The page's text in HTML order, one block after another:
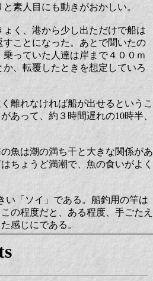
と素人目にも動きがおかしい。
ょく、港から少し出ただけで船は
すことになった。あとで聞いたの
乗っていた人達は岸まで４００ｍ
か、転覆したときを想定していろ
離れなければ船が出せるというこ
あって、約３時間遅れの10時半、
魚は潮の満ち干と大きな関係があ
ちょうど満潮で、魚の食いがよく
い「ソイ」である。船釣用の竿は
の程度だと、ある程度、手ごたえ
感じにである。